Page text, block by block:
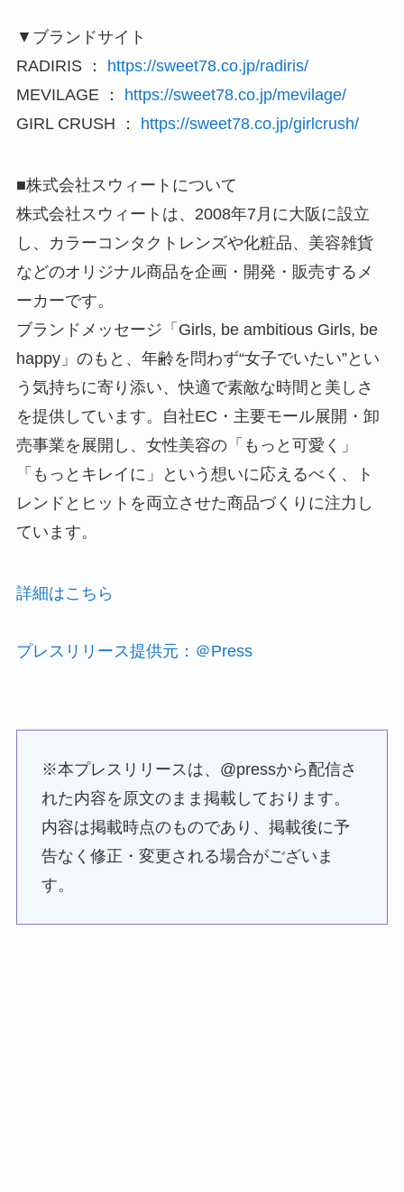
▼ブランドサイト
RADIRIS ：
https://sweet78.co.jp/radiris/
MEVILAGE ：
https://sweet78.co.jp/mevilage/
GIRL CRUSH ：
https://sweet78.co.jp/girlcrush/
■株式会社スウィートについて
株式会社スウィートは、2008年7月に大阪に設立
し、カラーコンタクトレンズや化粧品、美容雑貨
などのオリジナル商品を企画・開発・販売するメ
ーカーです。
ブランドメッセージ「Girls, be ambitious Girls, be
happy」のもと、年齢を問わず“女子でいたい”とい
う気持ちに寄り添い、快適で素敵な時間と美しさ
を提供しています。自社EC・主要モール展開・卸
売事業を展開し、女性美容の「もっと可愛く」
「もっとキレイに」という想いに応えるべく、ト
レンドとヒットを両立させた商品づくりに注力し
ています。
詳細はこちら
プレスリリース提供元：＠Press
※本プレスリリースは、@pressから配信さ
れた内容を原文のまま掲載しております。
内容は掲載時点のものであり、掲載後に予
告なく修正・変更される場合がございま
す。